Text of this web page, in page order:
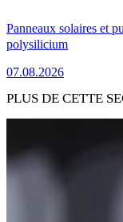
Panneaux solaires et
polysilicium
07.08.2026
PLUS DE CETTE